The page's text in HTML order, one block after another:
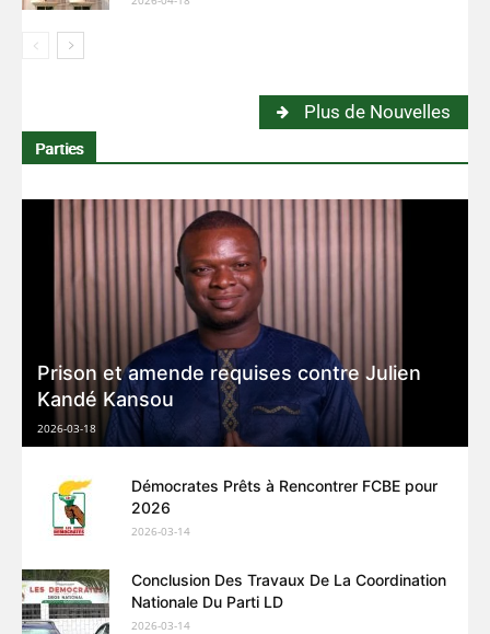
Plus de Nouvelles
Parties
Prison et amende requises contre Julien
Kandé Kansou
2026-03-18
Démocrates Prêts à Rencontrer FCBE pour
2026
2026-03-14
Conclusion Des Travaux De La Coordination
Nationale Du Parti LD
2026-03-14